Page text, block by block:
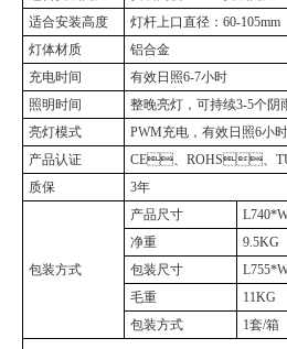
适合安装高度
灯杆上口直径：60-105mm
灯体材质
铝合金
充电时间
有效日照6-7小时
照明时间
整晚亮灯，可持续3-5个阴
亮灯模式
PWM充电，有效日照6
产品认证
CE、ROHS、
质保
3年
包装方式
产品尺寸
净重
9.5KG
包装尺寸
毛重
11KG
包装方式
1套/箱